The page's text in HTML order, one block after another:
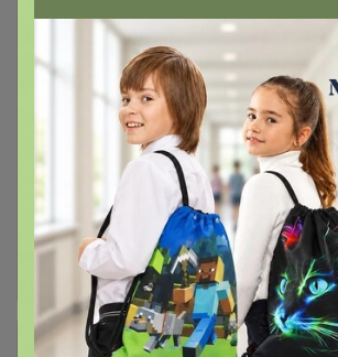
2 саженцы ДЕКОРАТИВНЫЕ -
закрытый корень
3 саженцы ХВОЙНЫЕ
4 весенние ЛУКОВИЧНЫЕ,
КОРНЕВИЩА в упаковке
саженцы ПЛОДОВЫЕ
+ Ещё 1 каталог